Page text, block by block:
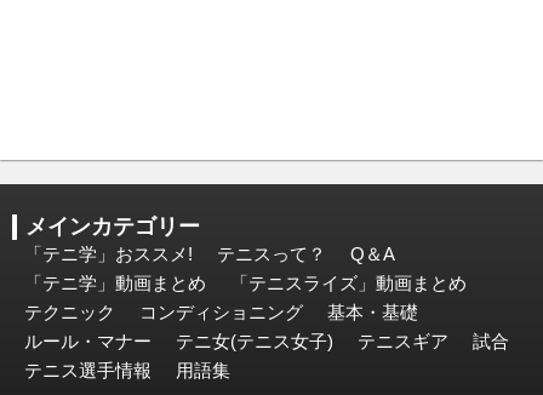
メインカテゴリー
「テニ学」おススメ! テニスって？
Q＆A
「テニ学」動画まとめ
「テニスライズ」動画まとめ
テクニック
コンディショニング
基本・基礎
ルール・マナー
テニ女(テニス女子) テニスギア
試合
テニス選手情報
用語集